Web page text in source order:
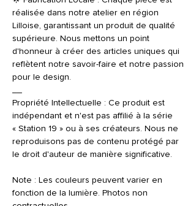
réalisée dans notre atelier en région
Lilloise, garantissant un produit de qualité
supérieure. Nous mettons un point
d'honneur à créer des articles uniques qui
reflètent notre savoir-faire et notre passion
pour le design.
Propriété Intellectuelle : Ce produit est
indépendant et n'est pas affilié à la série
« Station 19 » ou à ses créateurs. Nous ne
reproduisons pas de contenu protégé par
le droit d'auteur de manière significative.
Note : Les couleurs peuvent varier en
fonction de la lumière. Photos non